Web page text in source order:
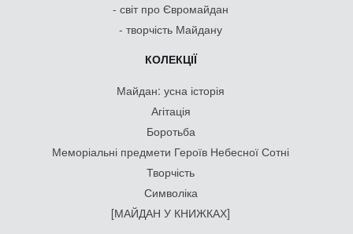
- світ про Євромайдан
- творчість Майдану
КОЛЕКЦІЇ
Майдан: усна історія
Агітація
Боротьба
Меморіальні предмети Героїв Небесної Сотні
Творчість
Символіка
[МАЙДАН У КНИЖКАХ]